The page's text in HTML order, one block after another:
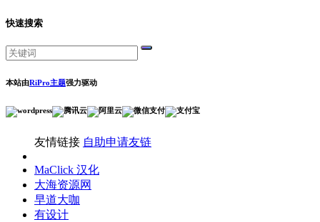
快速搜索
本站由RiPro主题强力驱动
友情链接 自助申请友链
MaClick 汉化
大海资源网
早道大咖
有设计